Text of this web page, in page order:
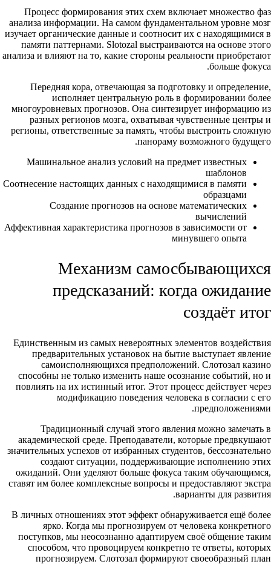
Процесс формирования этих схем включает множество фаз
анализа информации. На самом фундаментальном уровне мозг
изучает органические данные и соотносит их с находящимися в
памяти паттернами. Slotozal выстраиваются на основе этого
анализа и влияют на то, какие стороны реальности приобретают
больше фокуса.
Передняя кора, отвечающая за подготовку и определение,
исполняет центральную роль в формировании более
многоуровневых прогнозов. Она синтезирует информацию из
разных регионов мозга, охватывая чувственные центры и
регионы, ответственные за память, чтобы выстроить сложную
панораму возможного будущего.
Машинальное анализ условий на предмет известных
шаблонов
Соотнесение настоящих данных с находящимися в памяти
образцами
Создание прогнозов на основе математических
вычислений
Аффективная характеристика прогнозов в зависимости от
минувшего опыта
Механизм самосбывающихся
предсказаний: когда ожидание
создаёт итог
Единственным из самых невероятных элементов воздействия
предварительных установок на бытие выступает явление
самоисполняющихся предположений. Слотозал казино
способны не только изменить наше осознание событий, но и
повлиять на их истинный итог. Этот процесс действует через
модификацию поведения человека в согласии с его
предположениями.
Традиционный случай этого явления можно замечать в
академической среде. Преподаватели, которые предвкушают
значительных успехов от избранных студентов, бессознательно
создают ситуации, поддерживающие исполнению этих
ожиданий. Они уделяют больше фокуса таким обучающимся,
ставят им более комплексные вопросы и предоставляют экстра
варианты для развития.
В личных отношениях этот эффект обнаруживается ещё более
ярко. Когда мы прогнозируем от человека конкретного
поступков, мы неосознанно адаптируем своё общение таким
способом, что провоцируем конкретно те ответы, которых
прогнозируем. Слотозал формируют своеобразный план